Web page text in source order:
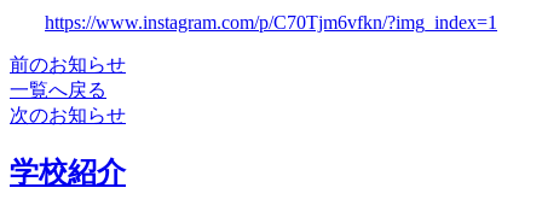
https://www.instagram.com/p/C70Tjm6vfkn/?img_index=1
前のお知らせ
一覧へ戻る
次のお知らせ
学校紹介